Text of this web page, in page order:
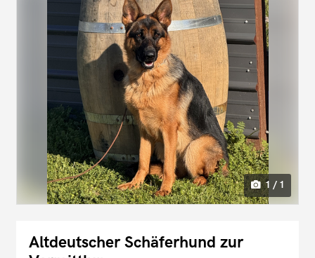
1 / 1
Altdeutscher Schäferhund zur